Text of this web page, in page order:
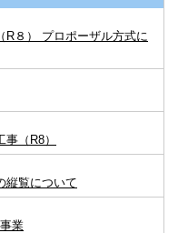
R８） プロポーザル方式に
（R8）
縦覧について
業